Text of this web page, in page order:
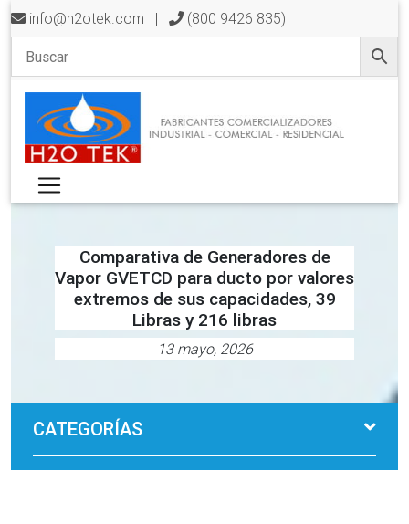
info@h2otek.com | (800 9426 835)
Comparativa de Generadores de
Vapor GVETCD para ducto por valores
extremos de sus capacidades, 39
Libras y 216 libras
13 mayo, 2026
CATEGORÍAS